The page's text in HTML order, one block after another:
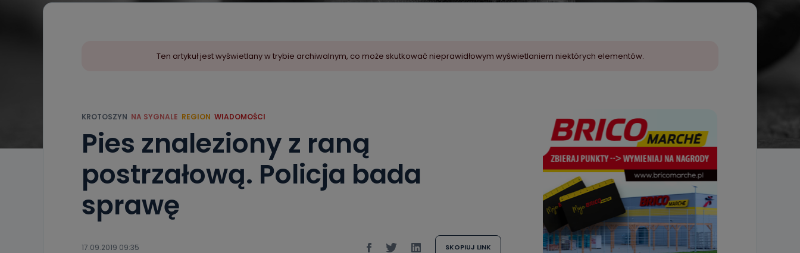
Ten artykuł jest wyświetlany w trybie archiwalnym, co może skutkować nieprawidłowym wyświetlaniem niektórych elementów.
KROTOSZYN NA SYGNALE REGION WIADOMOŚCI
Pies znaleziony z raną
postrzałową. Policja bada
sprawę
17.09.2019 09:35 SKOPIUJ LINK